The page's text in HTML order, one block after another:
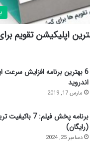
6 بهترین برنامه افزایش
اندروید
مارس 17, 2019
برنامه پخش فیلم:
(رایگان)
دسامبر 25, 2024